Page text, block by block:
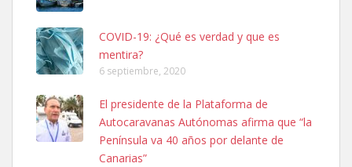
SHIBA PERDIDO AVDA JOSE MESA Y LOPEZ
PERRO MACHO RAZA SHIBA CON MICROCHIP PERDIDO HOY
06/07/2025 ZONA MESA Y LOPEZ. ES MUY ASUSTADIZO
Leales.org » Gran Canaria
6.7.2025
COVID-19: ¿Qué es verdad y que es
mentira?
6 septiembre, 2020
El presidente de la Plataforma de
Autocaravanas Autónomas afirma que “la
Península va 40 años por delante de
Canarias”